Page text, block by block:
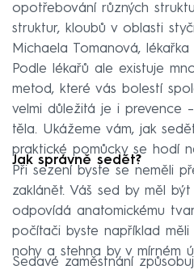
opotřebování různých
struktur, kloubů v oblasti
Michaela Tomanová,
Podle lékařů ale existuje
metod, které vás bolestí
velmi důležitá je i prevence
těla. Ukážeme vám, jak
praktické pomůcky se hodí
Jak správně sedět?
Při sezení byste se neměli
zaklánět. Váš sed by měl
odpovídá anatomickému
počítači byste například
nohy a stehna by v mírném
Sedavé zaměstnání